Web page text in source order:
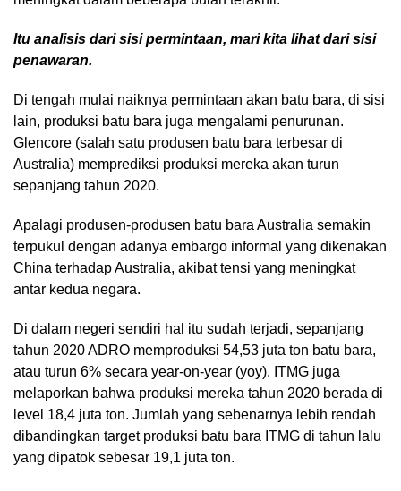
Itu analisis dari sisi permintaan, mari kita lihat dari sisi
penawaran.
Di tengah mulai naiknya permintaan akan batu bara, di sisi
lain, produksi batu bara juga mengalami penurunan.
Glencore (salah satu produsen batu bara terbesar di
Australia) memprediksi produksi mereka akan turun
sepanjang tahun 2020.
Apalagi produsen-produsen batu bara Australia semakin
terpukul dengan adanya embargo informal yang dikenakan
China terhadap Australia, akibat tensi yang meningkat
antar kedua negara.
Di dalam negeri sendiri hal itu sudah terjadi, sepanjang
tahun 2020 ADRO memproduksi 54,53 juta ton batu bara,
atau turun 6% secara year-on-year (yoy). ITMG juga
melaporkan bahwa produksi mereka tahun 2020 berada di
level 18,4 juta ton. Jumlah yang sebenarnya lebih rendah
dibandingkan target produksi batu bara ITMG di tahun lalu
yang dipatok sebesar 19,1 juta ton.